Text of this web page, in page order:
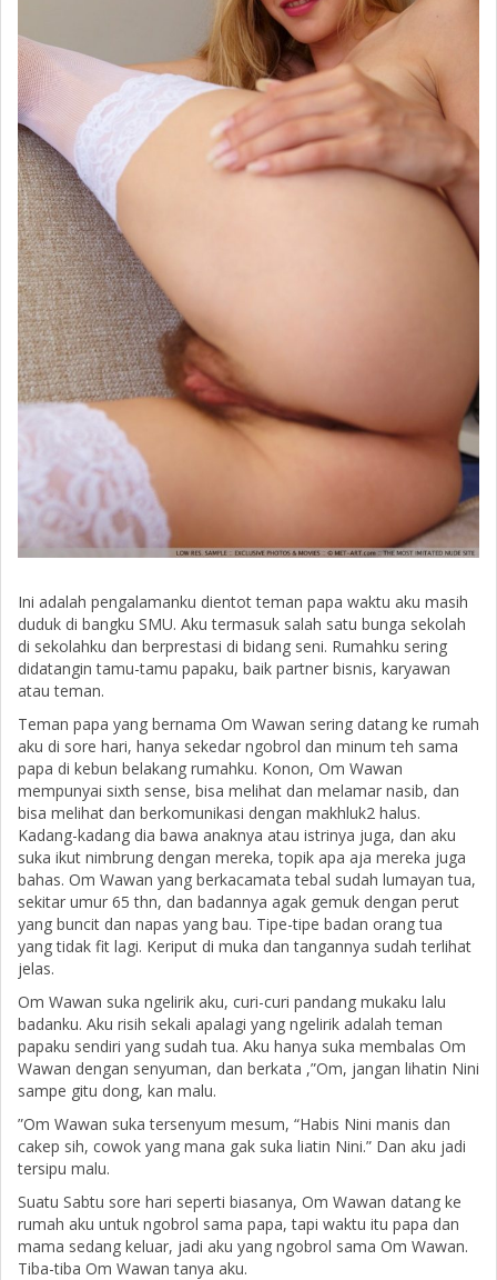
Ini adalah pengalamanku dientot teman papa waktu aku masih
duduk di bangku SMU. Aku termasuk salah satu bunga sekolah
di sekolahku dan berprestasi di bidang seni. Rumahku sering
didatangin tamu-tamu papaku, baik partner bisnis, karyawan
atau teman.
Teman papa yang bernama Om Wawan sering datang ke rumah
aku di sore hari, hanya sekedar ngobrol dan minum teh sama
papa di kebun belakang rumahku. Konon, Om Wawan
mempunyai sixth sense, bisa melihat dan melamar nasib, dan
bisa melihat dan berkomunikasi dengan makhluk2 halus.
Kadang-kadang dia bawa anaknya atau istrinya juga, dan aku
suka ikut nimbrung dengan mereka, topik apa aja mereka juga
bahas. Om Wawan yang berkacamata tebal sudah lumayan tua,
sekitar umur 65 thn, dan badannya agak gemuk dengan perut
yang buncit dan napas yang bau. Tipe-tipe badan orang tua
yang tidak fit lagi. Keriput di muka dan tangannya sudah terlihat
jelas.
Om Wawan suka ngelirik aku, curi-curi pandang mukaku lalu
badanku. Aku risih sekali apalagi yang ngelirik adalah teman
papaku sendiri yang sudah tua. Aku hanya suka membalas Om
Wawan dengan senyuman, dan berkata ,”Om, jangan lihatin Nini
sampe gitu dong, kan malu.
”Om Wawan suka tersenyum mesum, “Habis Nini manis dan
cakep sih, cowok yang mana gak suka liatin Nini.” Dan aku jadi
tersipu malu.
Suatu Sabtu sore hari seperti biasanya, Om Wawan datang ke
rumah aku untuk ngobrol sama papa, tapi waktu itu papa dan
mama sedang keluar, jadi aku yang ngobrol sama Om Wawan.
Tiba-tiba Om Wawan tanya aku.